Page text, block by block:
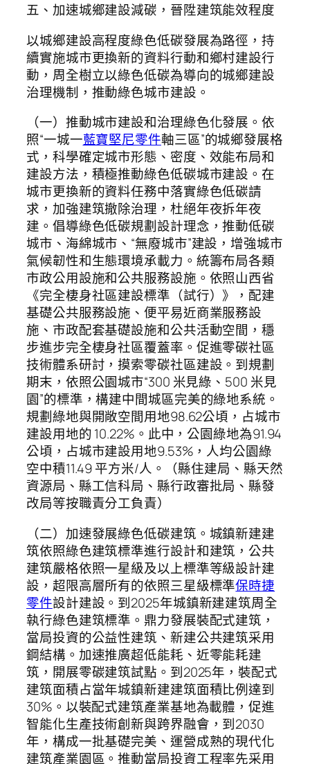
五、加速城鄉建設減碳，晉陞建筑能效程度
以城鄉建設高程度綠色低碳發展為路徑，持
續實施城市更換新的資料行動和鄉村建設行
動，周全樹立以綠色低碳為導向的城鄉建設
治理機制，推動綠色城市建設。
（一）推動城市建設和治理綠色化發展。依
照“一城一藍寶堅尼零件軸三區”的城鄉發展格
式，科學確定城市形態、密度、效能布局和
建設方法，積極推動綠色低碳城市建設。在
城市更換新的資料任務中落實綠色低碳請
求，加強建筑撤除治理，杜絕年夜拆年夜
建。倡導綠色低碳規劃設計理念，推動低碳
城市、海綿城市、“無廢城市”建設，增強城市
氣候韌性和生態環境承載力。統籌布局各類
市政公用設施和公共服務設施。依照山西省
《完全棲身社區建設標準（試行）》，配建
基礎公共服務設施、便平易近商業服務設
施、市政配套基礎設施和公共活動空間，穩
步進步完全棲身社區覆蓋率。促進零碳社區
技術體系研討，摸索零碳社區建設。到規劃
期末，依照公園城市“300 米見綠、500 米見
園”的標準，構建中間城區完美的綠地系統。
規劃綠地與開敞空間用地98.62公頃，占城市
建設用地的 10.22%。此中，公園綠地為91.94
公頃，占城市建設用地9.53%，人均公園綠
空中積11.49 平方米/人。（縣住建局、縣天然
資源局、縣工信科局、縣行政審批局、縣發
改局等按職責分工負責）
（二）加速發展綠色低碳建筑。城鎮新建建
筑依照綠色建筑標準進行設計和建筑，公共
建筑嚴格依照一星級及以上標準等級設計建
設，超限高層所有的依照三星級標準保時捷
零件設計建設。到2025年城鎮新建建筑周全
執行綠色建筑標準。鼎力發展裝配式建筑，
當局投資的公益性建筑、新建公共建筑采用
鋼結構。加速推廣超低能耗、近零能耗建
筑，開展零碳建筑試點。到2025年，裝配式
建筑面積占當年城鎮新建建筑面積比例達到
30%。以裝配式建筑產業基地為載體，促進
智能化生產技術創新與跨界融會，到2030
年，構成一批基礎完美、運營成熟的現代化
建筑產業園區。推動當局投資工程率先采用